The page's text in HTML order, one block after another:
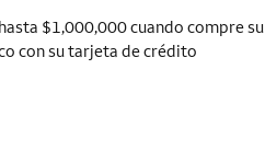
$1,000,000 cuando compre su
con su tarjeta de crédito